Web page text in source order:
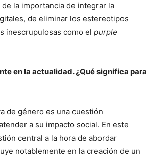
la importancia de integrar la
de eliminar los estereotipos
inescrupulosas como el purple
en la actualidad. ¿Qué significa para
de género es una cuestión
a su impacto social. En este
central a la hora de abordar
notablemente en la creación de un